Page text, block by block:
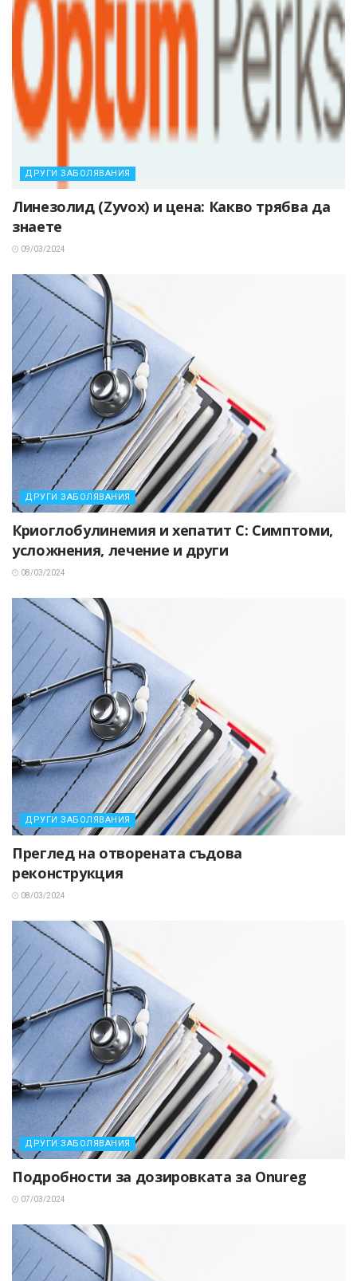
ДРУГИ ЗАБОЛЯВАНИЯ
Линезолид (Zyvox) и цена: Какво трябва да
знаете
09/03/2024
ДРУГИ ЗАБОЛЯВАНИЯ
Криоглобулинемия и хепатит C: Симптоми,
усложнения, лечение и други
08/03/2024
ДРУГИ ЗАБОЛЯВАНИЯ
Преглед на отворената съдова
реконструкция
08/03/2024
ДРУГИ ЗАБОЛЯВАНИЯ
Подробности за дозировката за Onureg
07/03/2024